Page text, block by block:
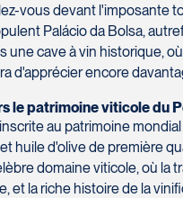
vous devant l'imposante
Palácio da Bolsa,
une cave à vin historique,
d'apprécier encore
le patrimoine viticole du
au patrimoine
huile d'olive de première
domaine viticole, où la
et la riche histoire de la
1-800-561-2967
- Bureau 20
/ 1-844-869-2439
/ 1-844-869-2439